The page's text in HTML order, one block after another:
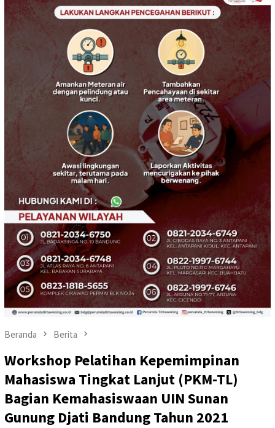
Beranda Berita
Workshop Pelatihan Kepemimpinan
Mahasiswa Tingkat Lanjut (PKM-TL)
Bagian Kemahasiswaan UIN Sunan
Gunung Djati Bandung Tahun 2021